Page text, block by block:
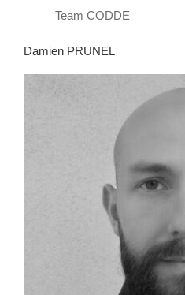
Team CODDE
Damien PRUNEL